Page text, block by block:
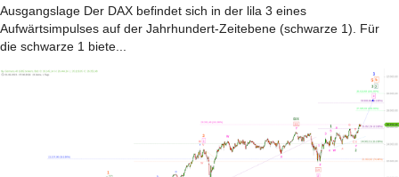
Ausgangslage Der DAX befindet sich in der lila 3 eines
Aufwärtsimpulses auf der Jahrhundert-Zeitebene (schwarze 1). Für
die schwarze 1 biete...